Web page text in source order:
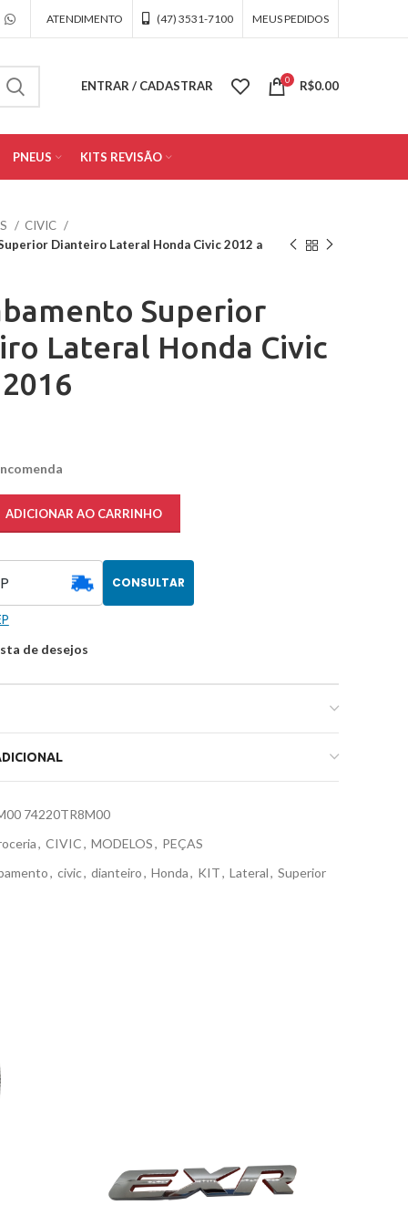
ATENDIMENTO (47) 3531-7100 MEUS PEDIDOS
ENTRAR / CADASTRAR 0 R$0.00
PNEUS KITS REVISÃO
CIVIC
Dianteiro Lateral Honda Civic 2012 a
Superior
Lateral Honda Civic
ADICIONAR AO CARRINHO
CONSULTAR
de desejos
74220TR8M00
, CIVIC, MODELOS, PEÇAS
, civic, dianteiro, Honda, KIT, Lateral, Superior